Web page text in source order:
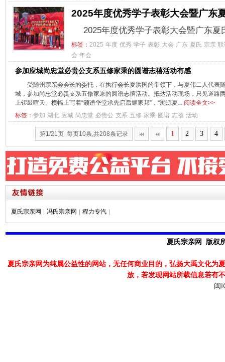
2025年度优秀学子表彰大会暨广东
2025年度优秀学子表彰大会暨广东
标签： 2025 年度 优秀 学子 表彰 大会 广东 夏氏 宗亲 联
会 年会
参加应城尚忠堂必贵公支系五修家乘的圆谱志禧活动有感
受随州宗亲会会长的委托，在执行会长夏洪国的带领下，与夏伟二人代表
城，参加尚忠堂必贵支系五修家乘的圆谱志禧活动。抵达活动现场，只见道路
上锣鼓喧天。横幅上写着“颁谱华堂承先启后耀家邦”，“溯源夏... 阅读全文>>
标签： 参加 湖北 应城 尚忠堂 必贵公 支系 五修 家乘 圆谱 志禧 活动
第1/21页 每页10条,共208条记录 1 2 3 4
夏氏宗亲网 冯氏宗亲网 程力专汽
夏氏宗亲网 版权
夏氏宗亲网为纯属公益性的网站，无任何商业目的，弘扬大禹文化为
放，若发现网站所载信息若有
闽